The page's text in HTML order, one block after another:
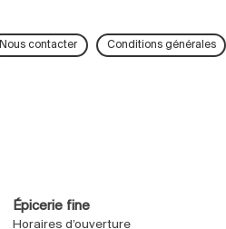
Nous contacter Conditions générales
Épicerie fine
Horaires d’ouverture